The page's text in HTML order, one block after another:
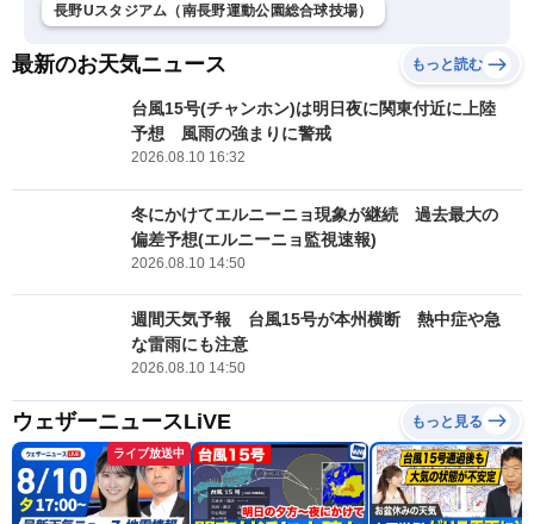
長野Uスタジアム（南長野運動公園総合球技場）
最新のお天気ニュース もっと読む
台風15号(チャンホン)は明日夜に関東付近に上陸
予想 風雨の強まりに警戒
2026.08.10 16:32
冬にかけてエルニーニョ現象が継続 過去最大の
偏差予想(エルニーニョ監視速報)
2026.08.10 14:50
週間天気予報 台風15号が本州横断 熱中症や急
な雷雨にも注意
2026.08.10 14:50
ウェザーニュースLiVE もっと見る
ライブ放送中